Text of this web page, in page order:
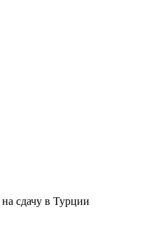
сдачу в Турции